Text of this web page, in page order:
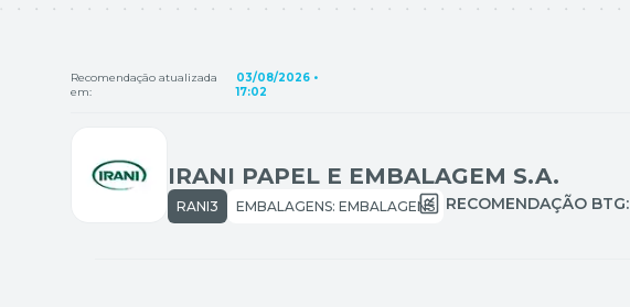
IRANI PAPEL E EMBALAGEM S.A.
RANI3 EMBALAGENS: EMBALAGENS RECOMENDAÇÃO BTG:
Recomendação atualizada
em:
03/08/2026 •
17:02